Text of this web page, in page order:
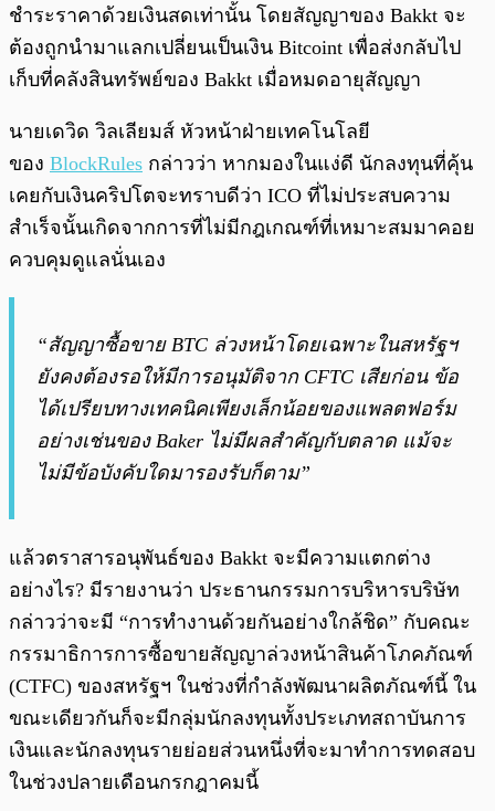
ชำระราคาด้วยเงินสดเท่านั้น โดยสัญญาของ Bakkt จะ
ต้องถูกนำมาแลกเปลี่ยนเป็นเงิน Bitcoint เพื่อส่งกลับไป
เก็บที่คลังสินทรัพย์ของ Bakkt เมื่อหมดอายุสัญญา
นายเดวิด วิลเลียมส์ หัวหน้าฝ่ายเทคโนโลยี
ของ BlockRules กล่าวว่า หากมองในแง่ดี นักลงทุนที่คุ้น
เคยกับเงินคริปโตจะทราบดีว่า ICO ที่ไม่ประสบความ
สำเร็จนั้นเกิดจากการที่ไม่มีกฎเกณฑ์ที่เหมาะสมมาคอย
ควบคุมดูแลนั่นเอง
“สัญญาซื้อขาย BTC ล่วงหน้าโดยเฉพาะในสหรัฐฯ
ยังคงต้องรอให้มีการอนุมัติจาก CFTC เสียก่อน ข้อ
ได้เปรียบทางเทคนิคเพียงเล็กน้อยของแพลตฟอร์ม
อย่างเช่นของ Baker ไม่มีผลสำคัญกับตลาด แม้จะ
ไม่มีข้อบังคับใดมารองรับก็ตาม”
แล้วตราสารอนุพันธ์ของ Bakkt จะมีความแตกต่าง
อย่างไร? มีรายงานว่า ประธานกรรมการบริหารบริษัท
กล่าวว่าจะมี “การทำงานด้วยกันอย่างใกล้ชิด” กับคณะ
กรรมาธิการการซื้อขายสัญญาล่วงหน้าสินค้าโภคภัณฑ์
(CTFC) ของสหรัฐฯ ในช่วงที่กำลังพัฒนาผลิตภัณฑ์นี้ ใน
ขณะเดียวกันก็จะมีกลุ่มนักลงทุนทั้งประเภทสถาบันการ
เงินและนักลงทุนรายย่อยส่วนหนึ่งที่จะมาทำการทดสอบ
ในช่วงปลายเดือนกรกฎาคมนี้